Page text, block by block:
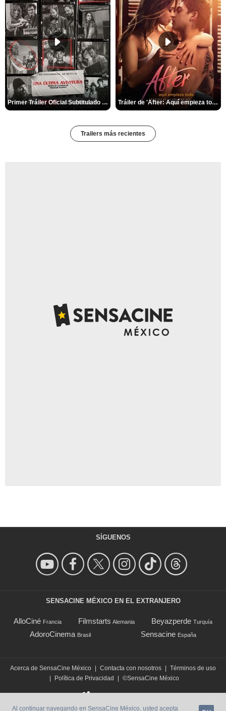
Primer Tráiler Oficial Subtitulado de 'Una última aventura: Detrás de cámaras de Stranger Things 5' Tráiler de 'After: Aquí empieza todo'
Trailers más recientes
SÍGUENOS
SENSACINE MÉXICO EN EL EXTRANJERO
AlloCiné Francia Filmstarts Alemania Beyazperde Turquía
AdoroCinema Brasil Sensacine España
Acerca de SensaCine México Contacta con nosotros
Términos de uso
Política de Privacidad ©SensaCine México
Al continuar navegando en SensaCine México, usted acepta